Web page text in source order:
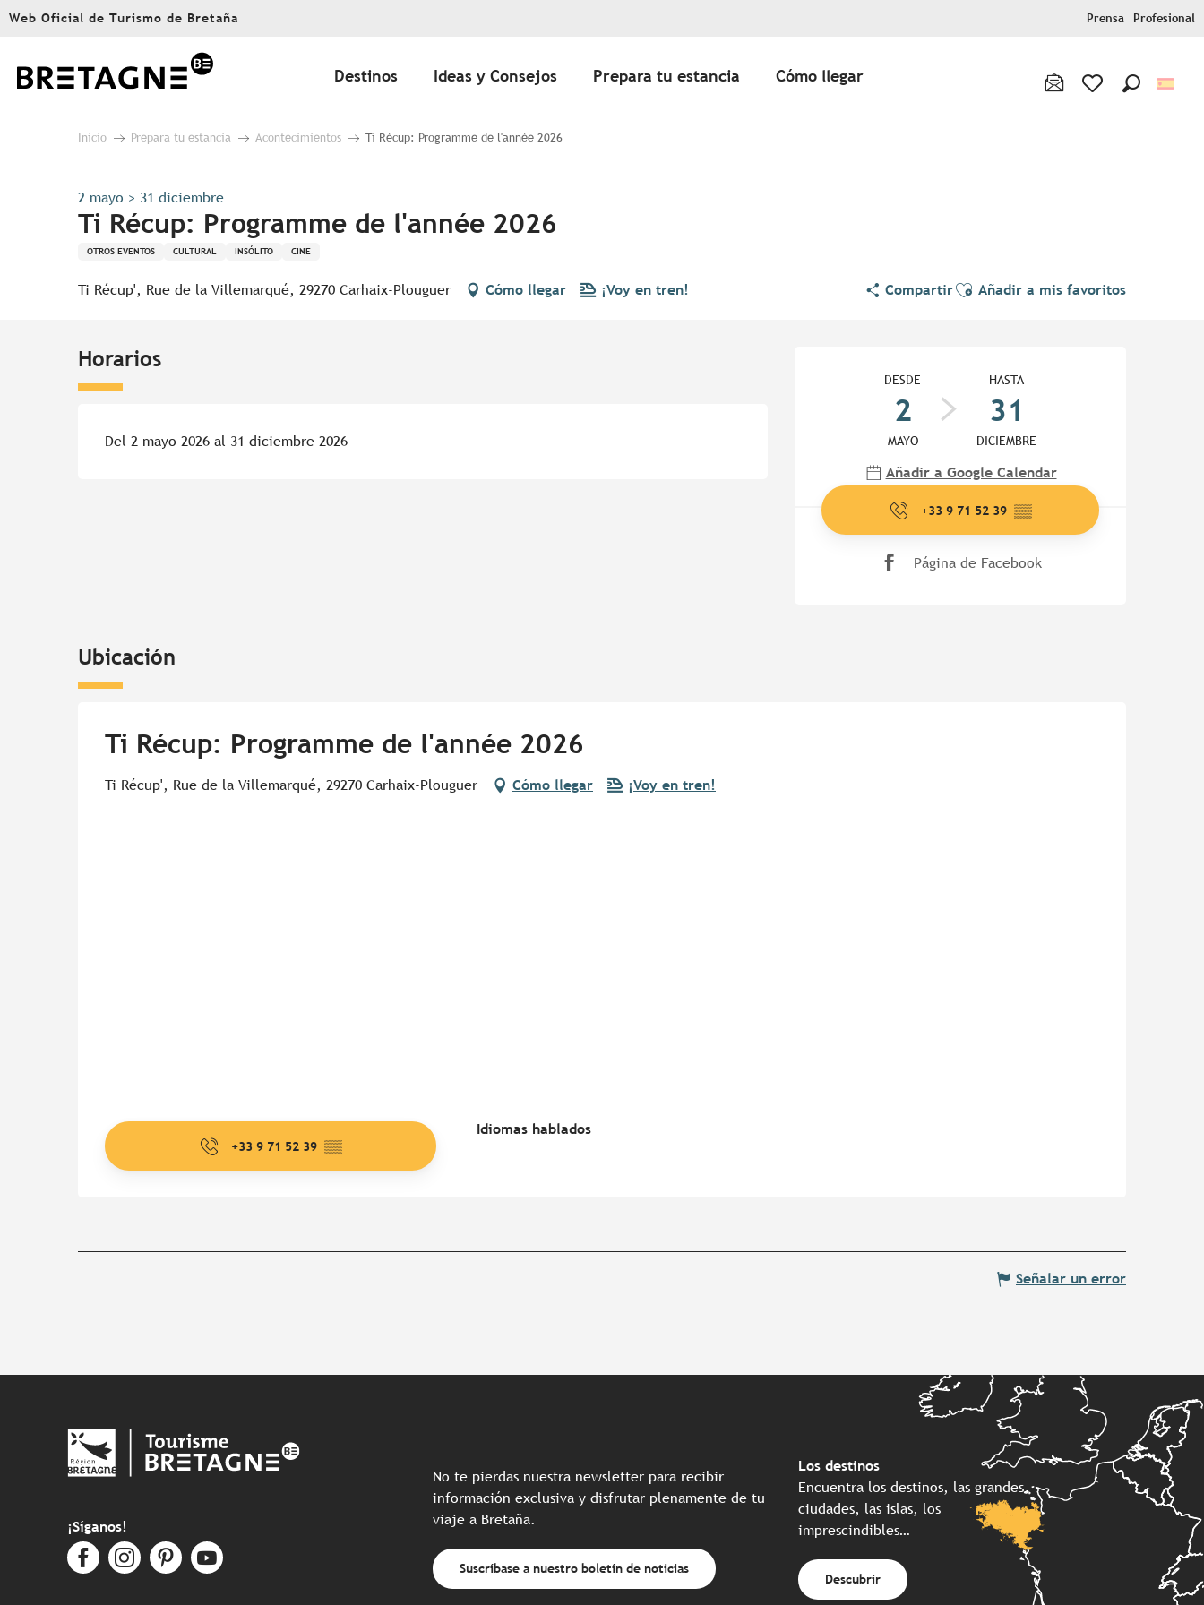
Aller
principal
Web Oficial de Turismo de Bretaña Prensa Profesional
Destinos Ideas y Consejos Prepara tu estancia Cómo llegar
Inicio Prepara tu estancia Acontecimientos Ti Récup: Programme de l'année 2026
2 mayo > 31 diciembre
Ti Récup: Programme de l'année 2026
OTROS EVENTOS CULTURAL INSÓLITO CINE
Ti Récup', Rue de la Villemarqué, 29270 Carhaix-Plouguer Cómo llegar ¡Voy en tren! CompartirAjouter aux favoris
Añadir a mis favoritos
DESDE
2
MAYO
HASTA
31
DICIEMBRE
Añadir a Google Calendar
+33 9 71 52 39 ▒▒
Página de Facebook
Horarios
Del 2 mayo 2026 al 31 diciembre 2026
Ubicación
Ti Récup: Programme de l'année 2026
Ti Récup', Rue de la Villemarqué, 29270 Carhaix-Plouguer Cómo llegar ¡Voy en tren!
+33 9 71 52 39 ▒▒
Idiomas hablados
Idiomas hablados
Señalar un error
¡Síganos!
No te pierdas nuestra newsletter para recibir
información exclusiva y disfrutar plenamente de tu
viaje a Bretaña.
Suscríbase a nuestro boletín de noticias
Los destinos
Encuentra los destinos, las grandes
ciudades, las islas, los
imprescindibles…
Descubrir